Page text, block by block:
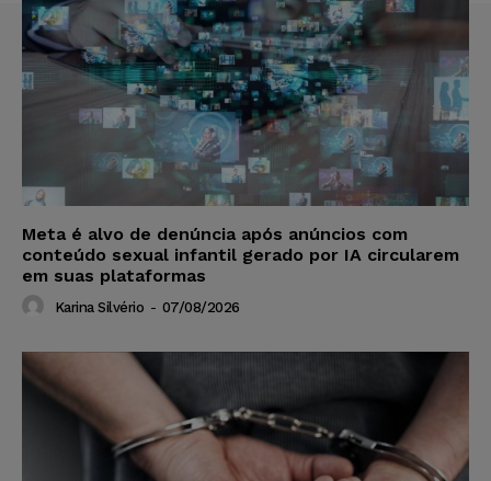
Meta é alvo de denúncia após anúncios com
conteúdo sexual infantil gerado por IA circularem
em suas plataformas
Karina Silvério - 07/08/2026